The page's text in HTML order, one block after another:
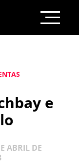
e
ABRIL DE